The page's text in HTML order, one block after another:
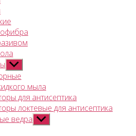
Показывать
подменю
мыла
для антисептика
локтевые для антисептика
ведра Показывать
подменю